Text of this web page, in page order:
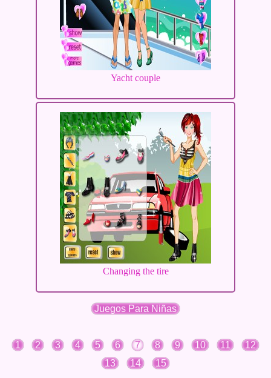
Yacht couple
Changing the tire
Juegos Para Niñas
1 2 3 4 5 6 7 8 9 10 11
12
13
14 15